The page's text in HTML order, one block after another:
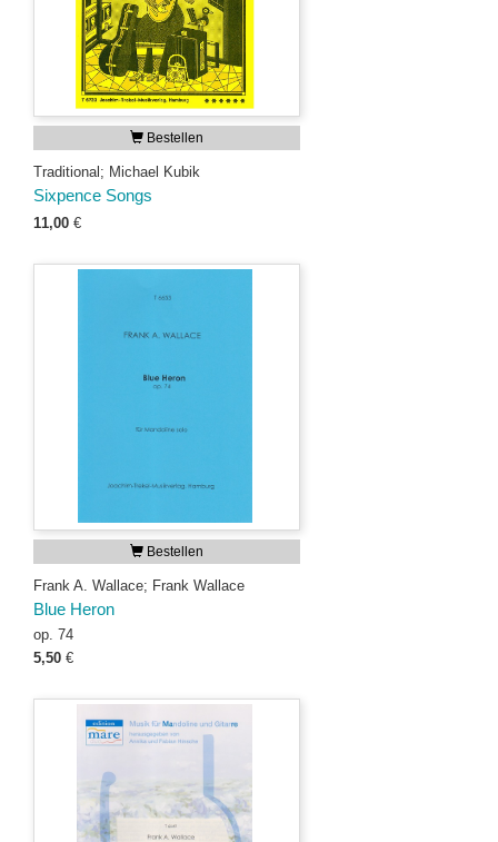
Bestellen
Traditional; Michael Kubik
Sixpence Songs
11,00 €
Bestellen
Frank A. Wallace; Frank Wallace
Blue Heron
op. 74
5,50 €